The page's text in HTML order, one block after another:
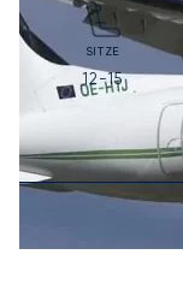
SITZE
12-15